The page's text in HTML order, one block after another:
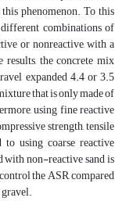
phenomenon. To this
combinations of
or nonreactive, with a
the concrete mix
expanded 4.4 or 3.5
that is only made of
using fine reactive
strength, tensile
using coarse reactive
with non-reactive sand is
the ASR, compared